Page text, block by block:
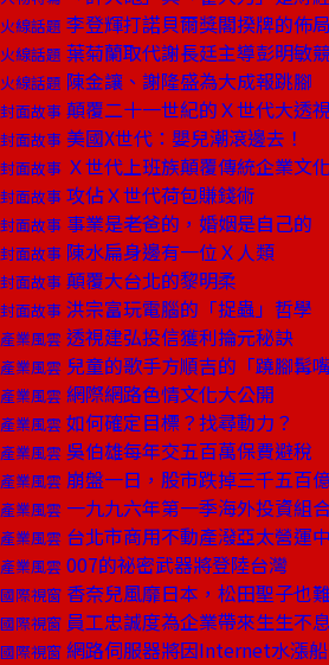
火線話題 李登輝打諾貝爾獎閣揆牌的佈局
火線話題 葉菊蘭取代謝長廷主導彭明敏
火線話題 陳金讓、謝隆盛為大成報跳腳
封面故事 顛覆二十一世紀的Ｘ世代大透視
封面故事 美國X世代：嬰兒潮滾邊去！
封面故事 Ｘ世代上班族顛覆傳統企業文化
封面故事 攻佔Ｘ世代荷包賺錢術
封面故事 事業是老爸的，婚姻是自己的
封面故事 陳水扁身邊有一位Ｘ人類
封面故事 顛覆大台北的黎明柔
封面故事 洪宗富玩電腦的「捉蟲」哲學
產業風雲 透視建弘投信獲利掄元秘訣
產業風雲 兒童的歌手方順吉的「蹺腳髯
產業風雲 網際網路色情文化大公開
產業風雲 如何確定目標？找尋動力？
產業風雲 吳伯雄每年交五百萬保費避稅
產業風雲 崩盤一日，股市跌掉三千五百
產業風雲 一九九六年第一季海外投資組
產業風雲 台北市商用不動產潑亞太營運
產業風雲 007的祕密武器將登陸台灣
國際視窗 香奈兒風靡日本，松田聖子也
國際視窗 員工忠誠度為企業帶來生生不
國際視窗 網路伺服器將因Internet水漲